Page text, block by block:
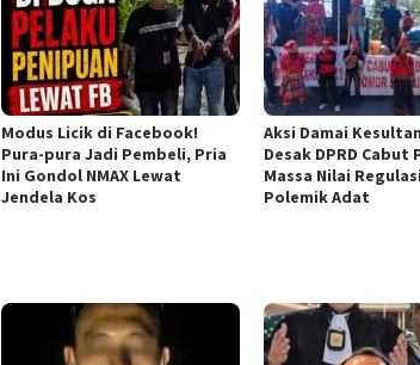
Modus Licik di Facebook!
Pura-pura Jadi Pembeli, Pria
Ini Gondol NMAX Lewat
Jendela Kos
Aksi Damai
Desak DPRD Cabut
Massa Nilai
Polemik Adat